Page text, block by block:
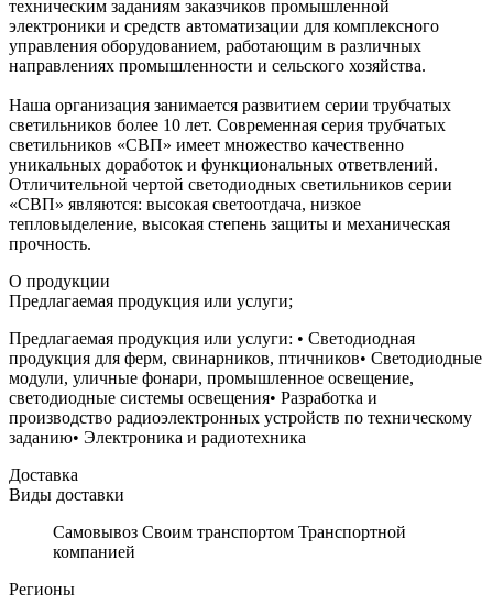
техническим заданиям заказчиков промышленной
электроники и средств автоматизации для комплексного
управления оборудованием, работающим в различных
направлениях промышленности и сельского хозяйства.
Наша организация занимается развитием серии трубчатых
светильников более 10 лет. Современная серия трубчатых
светильников «СВП» имеет множество качественно
уникальных доработок и функциональных ответвлений.
Отличительной чертой светодиодных светильников серии
«СВП» являются: высокая светоотдача, низкое
тепловыделение, высокая степень защиты и механическая
прочность.
О продукции
Предлагаемая продукция или услуги;
Предлагаемая продукция или услуги: • Светодиодная
продукция для ферм, свинарников, птичников• Светодиодные
модули, уличные фонари, промышленное освещение,
светодиодные системы освещения• Разработка и
производство радиоэлектронных устройств по техническому
заданию• Электроника и радиотехника
Доставка
Виды доставки
Самовывоз Своим транспортом Транспортной
компанией
Регионы